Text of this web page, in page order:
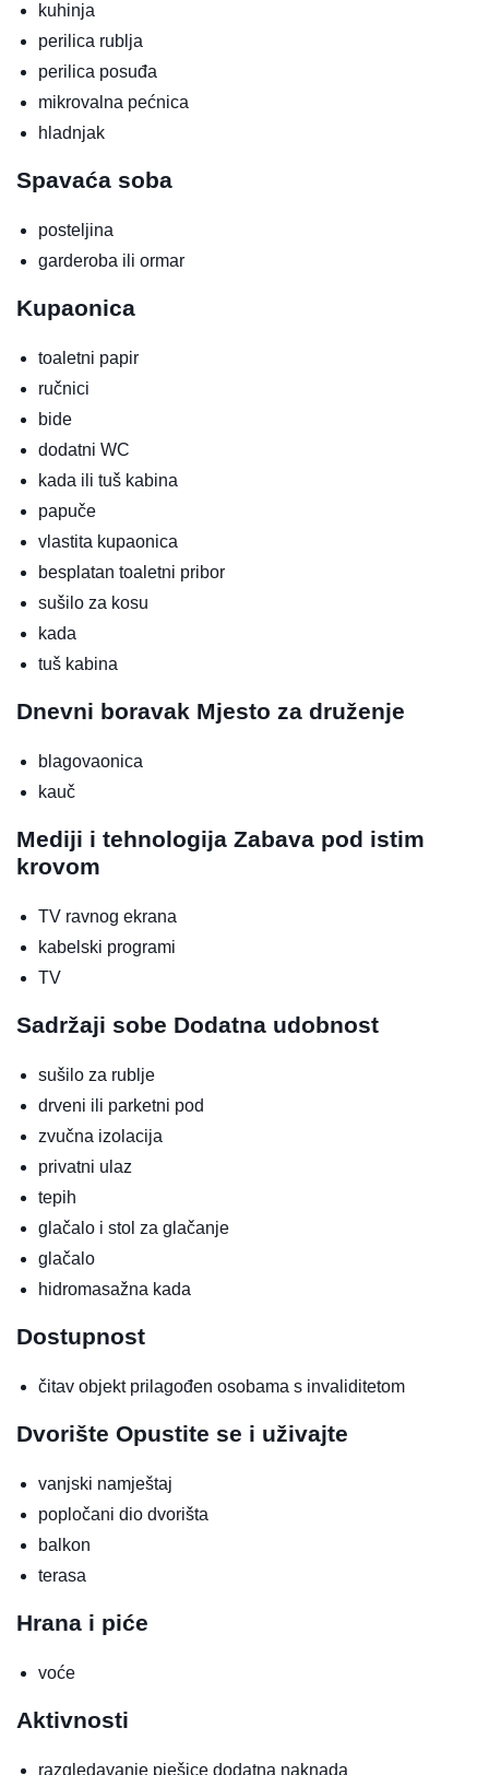
kuhinja
perilica rublja
perilica posuđa
mikrovalna pećnica
hladnjak
Spavaća soba
posteljina
garderoba ili ormar
Kupaonica
toaletni papir
ručnici
bide
dodatni WC
kada ili tuš kabina
papuče
vlastita kupaonica
besplatan toaletni pribor
sušilo za kosu
kada
tuš kabina
Dnevni boravak Mjesto za druženje
blagovaonica
kauč
Mediji i tehnologija Zabava pod istim
krovom
TV ravnog ekrana
kabelski programi
TV
Sadržaji sobe Dodatna udobnost
sušilo za rublje
drveni ili parketni pod
zvučna izolacija
privatni ulaz
tepih
glačalo i stol za glačanje
glačalo
hidromasažna kada
Dostupnost
čitav objekt prilagođen osobama s invaliditetom
Dvorište Opustite se i uživajte
vanjski namještaj
popločani dio dvorišta
balkon
terasa
Hrana i piće
voće
Aktivnosti
razgledavanje pješice dodatna naknada